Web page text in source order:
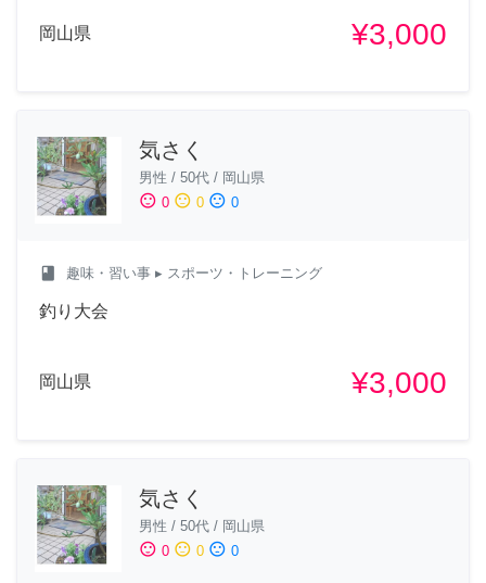
岡山県 ¥3,000
気さく
男性 / 50代 / 岡山県
sentiment_satisfied 0 sentiment_neutral 0 sentiment_dissatisfied 0
class 趣味・習い事 ▸ スポーツ・トレーニング
釣り大会
岡山県 ¥3,000
気さく
男性 / 50代 / 岡山県
sentiment_satisfied 0 sentiment_neutral 0 sentiment_dissatisfied 0